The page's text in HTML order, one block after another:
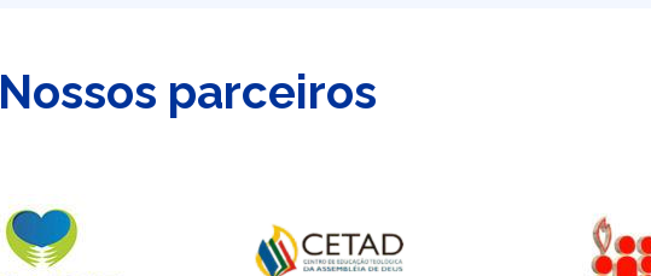
Nossos parceiros